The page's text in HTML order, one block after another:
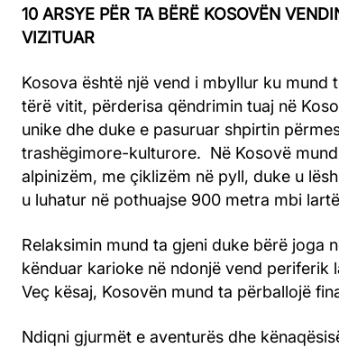
10 ARSYE PËR TA BËRË KOSOVËN
VIZITUAR
Kosova është një vend i mbyllur ku mund
tërë vitit, përderisa qëndrimin tuaj në
unike dhe duke e pasuruar shpirtin
trashëgimore-kulturore. Në Kosovë
alpinizëm, me çiklizëm në pyll, duke u
u luhatur në pothuajse 900 metra mbi
Relaksimin mund ta gjeni duke bërë joga
kënduar karioke në ndonjë vend periferik
Veç kësaj, Kosovën mund ta përballojë
Ndiqni gjurmët e aventurës dhe